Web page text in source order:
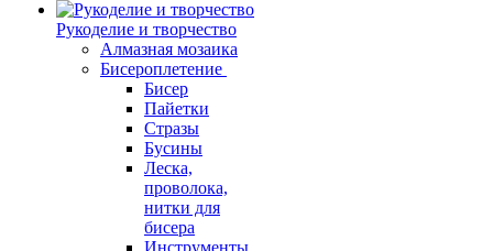
Рукоделие и творчество
Алмазная мозаика
Бисероплетение
Бисер
Пайетки
Стразы
Бусины
Леска,
проволока,
нитки для
бисера
Инструменты